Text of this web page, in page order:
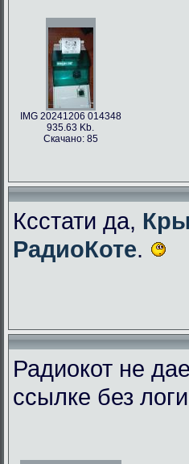
IMG 20241206 014348
935.63 Kb.
Скачано: 85
Ксстати да,
РадиоКоте.
Радиокот не
ссылке без